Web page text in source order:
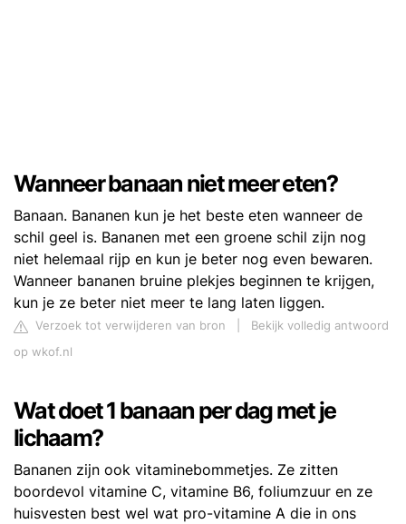
Wanneer banaan niet meer eten?
Banaan. Bananen kun je het beste eten wanneer de
schil geel is. Bananen met een groene schil zijn nog
niet helemaal rijp en kun je beter nog even bewaren.
Wanneer bananen bruine plekjes beginnen te krijgen,
kun je ze beter niet meer te lang laten liggen.
Verzoek tot verwijderen van bron
Bekijk volledig antwoord
op wkof.nl
Wat doet 1 banaan per dag met je
lichaam?
Bananen zijn ook vitaminebommetjes. Ze zitten
boordevol vitamine C, vitamine B6, foliumzuur en ze
huisvesten best wel wat pro-vitamine A die in ons